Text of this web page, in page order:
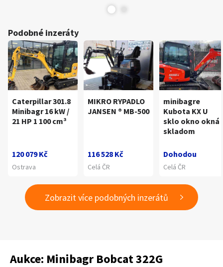
Podobné inzeráty
Caterpillar 301.8
Minibagr 16 kW /
21 HP 1 100 cm³
120 079 Kč
Ostrava
MIKRO RYPADLO
JANSEN ® MB-500
116 528 Kč
Celá ČR
minibagre
Kubota KX U
sklo okno okná
skladom
Dohodou
Celá ČR
Zobrazit více podobných inzerátů
Aukce: Minibagr Bobcat 322G